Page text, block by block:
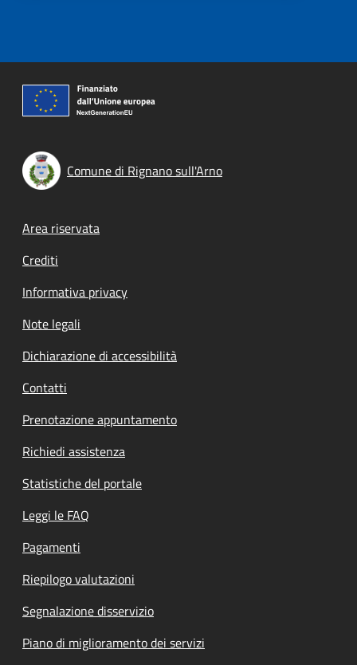
Comune di Rignano sull'Arno
Footer menu
Area riservata
Crediti
Informativa privacy
Note legali
Dichiarazione di accessibilità
Contatti
Prenotazione appuntamento
Richiedi assistenza
Statistiche del portale
Leggi le FAQ
Pagamenti
Riepilogo valutazioni
Segnalazione disservizio
Piano di miglioramento dei servizi